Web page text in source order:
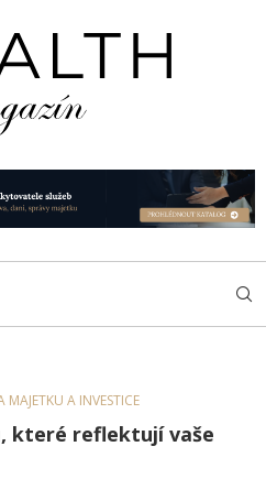
MAJETKU A INVESTICE
které reflektují vaše